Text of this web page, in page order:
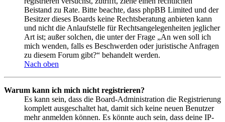
Beistand zu Rate. Bitte beachte, dass phpBB Limited und der
Besitzer dieses Boards keine Rechtsberatung anbieten kann
und nicht die Anlaufstelle für Rechtsangelegenheiten jeglicher
Art ist; außer solchen, die unter der Frage „An wen soll ich
mich wenden, falls es Beschwerden oder juristische Anfragen
zu diesem Forum gibt?“ behandelt werden.
Nach oben
Warum kann ich mich nicht registrieren?
Es kann sein, dass die Board-Administration die Registrierung
komplett ausgeschaltet hat, damit sich keine neuen Benutzer
mehr anmelden können. Es könnte auch sein, dass deine IP-